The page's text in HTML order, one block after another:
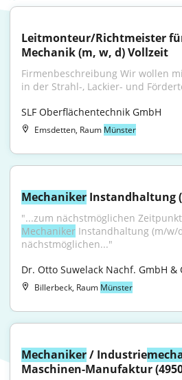
Leitmonteur/Richtmeister
Mechanik (m, w, d) Vollzeit
Firmenbeschreibung Wir wollen
in der Strahl-, Lackier- und
SLF Oberflächentechnik GmbH
Emsdetten, Raum Münster
Mechaniker Instandhaltung
Mechaniker Instandhaltung (m/w/
nächstmöglichen..."
Dr. Otto Suwelack Nachf. GmbH &
Billerbeck, Raum Münster
Mechaniker / Industrie
Maschinen-Manufaktur